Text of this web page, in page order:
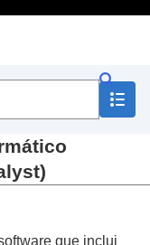
que inclui